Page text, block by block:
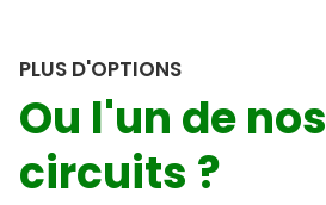
PLUS D'OPTIONS
Ou l'un de
circuits ?